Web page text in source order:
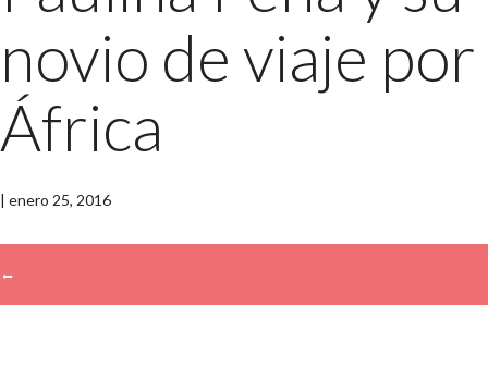
novio de viaje por
África
| enero 25, 2016
←